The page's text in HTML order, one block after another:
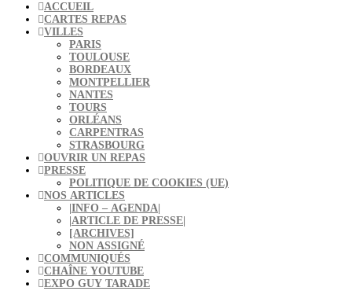
ACCUEIL
CARTES REPAS
VILLES
PARIS
TOULOUSE
BORDEAUX
MONTPELLIER
NANTES
TOURS
ORLÉANS
CARPENTRAS
STRASBOURG
OUVRIR UN REPAS
PRESSE
POLITIQUE DE COOKIES (UE)
NOS ARTICLES
|INFO – AGENDA|
|ARTICLE DE PRESSE|
[ARCHIVES]
NON ASSIGNÉ
COMMUNIQUÉS
CHAÎNE YOUTUBE
EXPO GUY TARADE